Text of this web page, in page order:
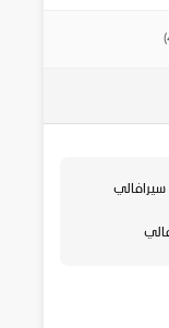
)
سيرافالي